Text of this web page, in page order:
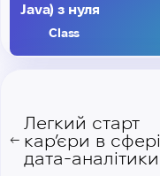
Java) з нуля
Class
←
Легкий старт
кар’єри в сфері
дата-аналітики